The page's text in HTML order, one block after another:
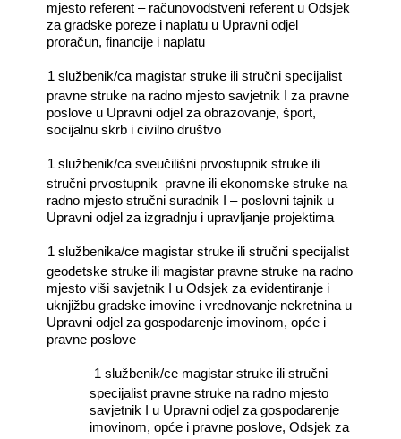
mjesto referent – računovodstveni referent u Odsjek
za gradske poreze i naplatu u Upravni odjel
proračun, financije i naplatu
1 službenik/ca magistar struke ili stručni specijalist
pravne struke na radno mjesto savjetnik I za pravne
poslove u Upravni odjel za obrazovanje, šport,
socijalnu skrb i civilno društvo
1 službenik/ca sveučilišni prvostupnik struke ili
stručni prvostupnik pravne ili ekonomske struke na
radno mjesto stručni suradnik I – poslovni tajnik u
Upravni odjel za izgradnju i upravljanje projektima
1 službenika/ce magistar struke ili stručni specijalist
geodetske struke ili magistar pravne struke na radno
mjesto viši savjetnik I u Odsjek za evidentiranje i
uknjižbu gradske imovine i vrednovanje nekretnina u
Upravni odjel za gospodarenje imovinom, opće i
pravne poslove
―
1 službenik/ce magistar struke ili stručni
specijalist pravne struke na radno mjesto
savjetnik I u Upravni odjel za gospodarenje
imovinom, opće i pravne poslove, Odsjek za